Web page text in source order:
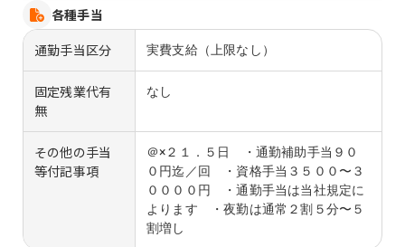
各種手当
通勤手当区分
実費支給（上限なし）
固定残業代有
無
なし
その他の手当
等付記事項
＠×２１．５日 ・通勤補助手当９０
０円迄／回 ・資格手当３５００〜３
００００円 ・通勤手当は当社規定に
よります ・夜勤は通常２割５分〜５
割増し